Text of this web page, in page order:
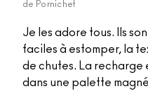
de Pornichet
Je les adore tous. Ils
faciles à estomper, la
de chutes. La
dans une palette